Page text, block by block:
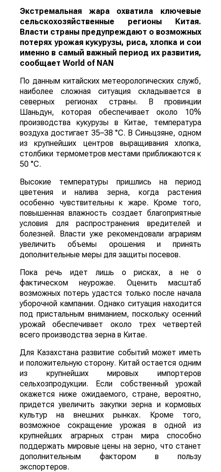
Экстремальная жара охватила ключевые
сельскохозяйственные регионы Китая.
Власти страны предупреждают о возможных
потерях урожая кукурузы, риса, хлопка и сои
именно в самый важный период их развития,
сообщает World of NAN
По данным китайских метеорологических служб,
наиболее сложная ситуация складывается в
северных регионах страны. В провинции
Шаньдун, которая обеспечивает около 10%
производства кукурузы в Китае, температура
воздуха достигает 35–38 °C. В Синьцзяне, одном
из крупнейших центров выращивания хлопка,
столбики термометров местами приближаются к
50 °C.
Высокие температуры пришлись на период
цветения и налива зерна, когда растения
особенно чувствительны к жаре. Кроме того,
повышенная влажность создает благоприятные
условия для распространения вредителей и
болезней. Власти уже рекомендовали аграриям
увеличить объемы орошения и принять
дополнительные меры для защиты посевов.
Пока речь идет лишь о рисках, а не о
фактическом неурожае. Оценить масштаб
возможных потерь удастся только после начала
уборочной кампании. Однако ситуация находится
под пристальным вниманием, поскольку осенний
урожай обеспечивает около трех четвертей
всего производства зерна в Китае.
Для Казахстана развитие событий может иметь
и положительную сторону. Китай остается одним
из крупнейших мировых импортеров
сельхозпродукции. Если собственный урожай
окажется ниже ожидаемого, стране, вероятно,
придется увеличить закупки зерна и кормовых
культур на внешних рынках. Кроме того,
возможное сокращение урожая в одной из
крупнейших аграрных стран мира способно
поддержать мировые цены на зерно, что станет
дополнительным фактором в пользу
экспортеров.